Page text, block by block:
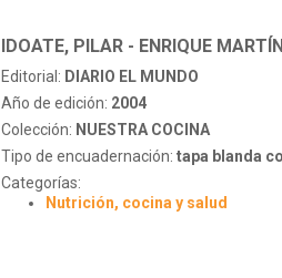
Editorial: DIARIO EL MUNDO
Año de edición: 2004
Colección: NUESTRA COCINA
Tipo de encuadernación: tapa blanda
Categorías:
Nutrición, cocina y salud